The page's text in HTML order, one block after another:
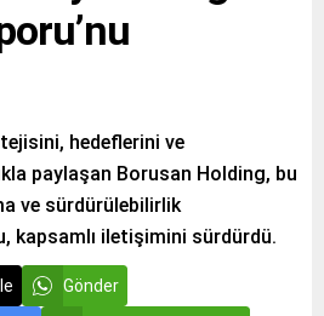
hedeflerini ve
paylaşan Borusan Holding, bu
ve sürdürülebilirlik
kapsamlı iletişimini sürdürdü.
Gönder